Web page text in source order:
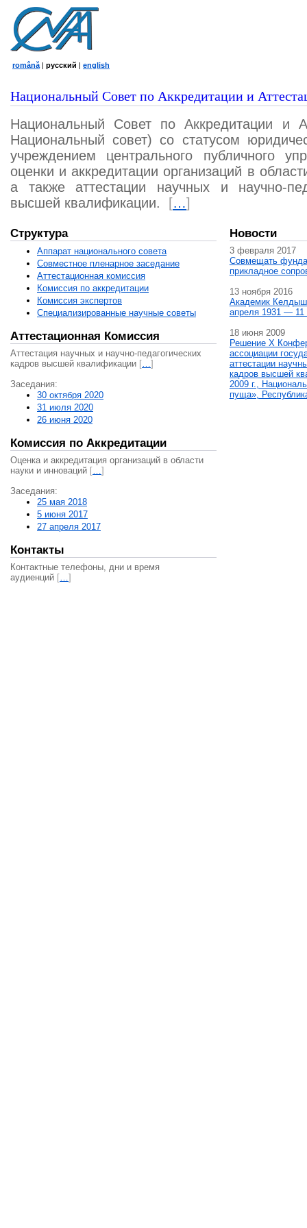
română | русский | english
Национальный Совет по Аккредитации и
Национальный Совет по Аккредитации и
Национальный совет) со статусом
учреждением центрального публичного
оценки и аккредитации организаций в
а также аттестации научных и научно-
высшей квалификации.
[…]
Структура
Аппарат национального совета
Совместное пленарное заседание
Аттестационная комисcия
Комиссия по аккредитации
Комиссия экспертов
Специализированные научные советы
Аттестационная Комиссия
Аттестация научных и научно-педагогических
кадров высшей квалификации […]
Заседания:
30 октября 2020
31 июля 2020
26 июня 2020
Комиссия по Аккредитации
Оценка и аккредитация организаций в области
науки и инноваций […]
Заседания:
25 мая 2018
5 июня 2017
27 апреля 2017
Контакты
Контактные телефоны, дни и время
аудиенций […]
Новости
3 февраля 2017
Совмещать
прикладное
13 ноября 2016
Академик
апреля 1931 — 11
18 июня 2009
Решение X
ассоциации
аттестации
кадров высшей
2009 г.,
пуща»,